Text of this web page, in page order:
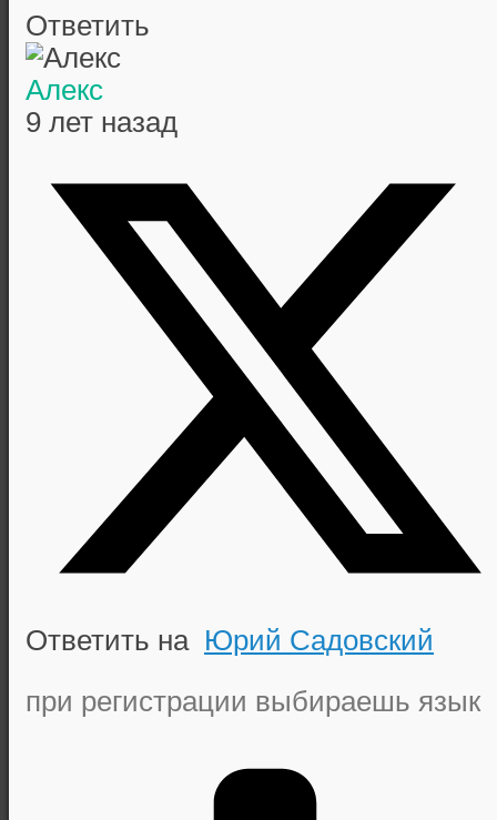
Ответить
Алекс
9 лет назад
Ответить на Юрий Садовский
при регистрации выбираешь язык